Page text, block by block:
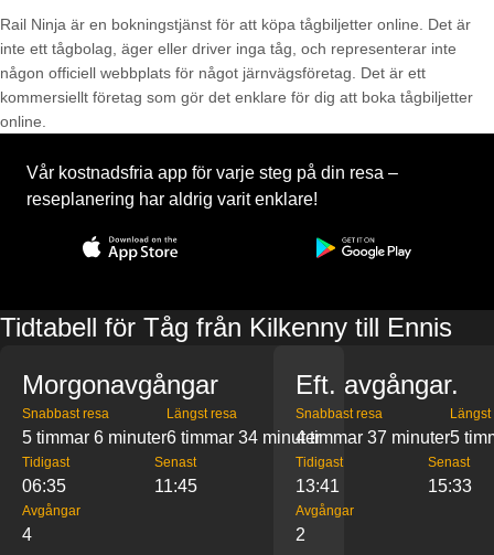
Rail Ninja är en bokningstjänst för att köpa tågbiljetter online. Det är
inte ett tågbolag, äger eller driver inga tåg, och representerar inte
någon officiell webbplats för något järnvägsföretag. Det är ett
kommersiellt företag som gör det enklare för dig att boka tågbiljetter
online.
Vår kostnadsfria app för varje steg på din resa –
reseplanering har aldrig varit enklare!
Tidtabell för Tåg från Kilkenny till Ennis
Morgonavgångar
Snabbast resa
5 timmar 6 minuter
Längst resa
6 timmar 34 minuter
Tidigast
06:35
Senast
11:45
Avgångar
4
Eft. avgångar.
Snabbast resa
4 timmar 37 minuter5
Tidigast
13:41
Senast
15:33
Avgångar
2